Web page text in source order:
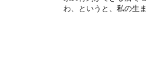
わ、というと、私の生